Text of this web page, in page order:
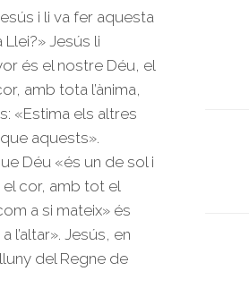
i li va fer aquesta
Jesús li
és el nostre Déu, el
amb tota l’ànima,
«Estima els altres
aquests».
Déu «és un de sol i
el cor, amb tot el
a si mateix» és
Jesús, en
del Regne de